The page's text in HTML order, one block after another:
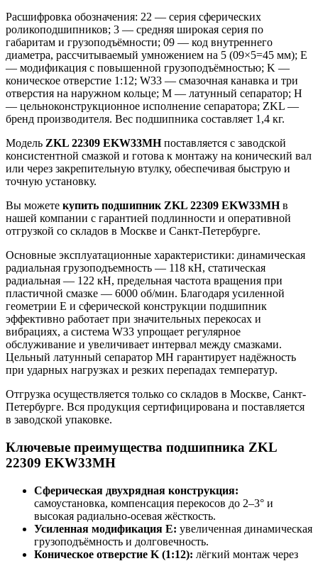
Расшифровка обозначения: 22 — серия сферических
роликоподшипников; 3 — средняя широкая серия по
габаритам и грузоподъёмности; 09 — код внутреннего
диаметра, рассчитываемый умножением на 5 (09×5=45 мм); E
— модификация с повышенной грузоподъёмностью; K —
коническое отверстие 1:12; W33 — смазочная канавка и три
отверстия на наружном кольце; M — латунный сепаратор; H
— цельноконструкционное исполнение сепаратора; ZKL —
бренд производителя. Вес подшипника составляет 1,4 кг.
Модель ZKL 22309 EKW33MHпоставляется с заводской
консистентной смазкой и готова к монтажу на конический вал
или через закрепительную втулку, обеспечивая быструю и
точную установку.
Вы можете купить подшипник ZKL 22309 EKW33MHв
нашей компании с гарантией подлинности и оперативной
отгрузкой со складов в Москве и Санкт-Петербурге.
Основные эксплуатационные характеристики: динамическая
радиальная грузоподъемность — 118 кН, статическая
радиальная — 122 кН, предельная частота вращения при
пластичной смазке — 6000 об/мин. Благодаря усиленной
геометрии E и сферической конструкции подшипник
эффективно работает при значительных перекосах и
вибрациях, а система W33 упрощает регулярное
обслуживание и увеличивает интервал между смазками.
Цельный латунный сепаратор MH гарантирует надёжность
при ударных нагрузках и резких перепадах температур.
Отгрузка осуществляется только со складов в Москве, Санкт-
Петербурге. Вся продукция сертифицирована и поставляется
в заводской упаковке.
Ключевые преимущества подшипника ZKL
22309 EKW33MH
Сферическая двухрядная конструкция:
самоустановка, компенсация перекосов до 2–3° и
высокая радиально-осевая жёсткость.
Усиленная модификация E: увеличенная динамическая
грузоподъёмность и долговечность.
Коническое отверстие K (1:12): лёгкий монтаж через